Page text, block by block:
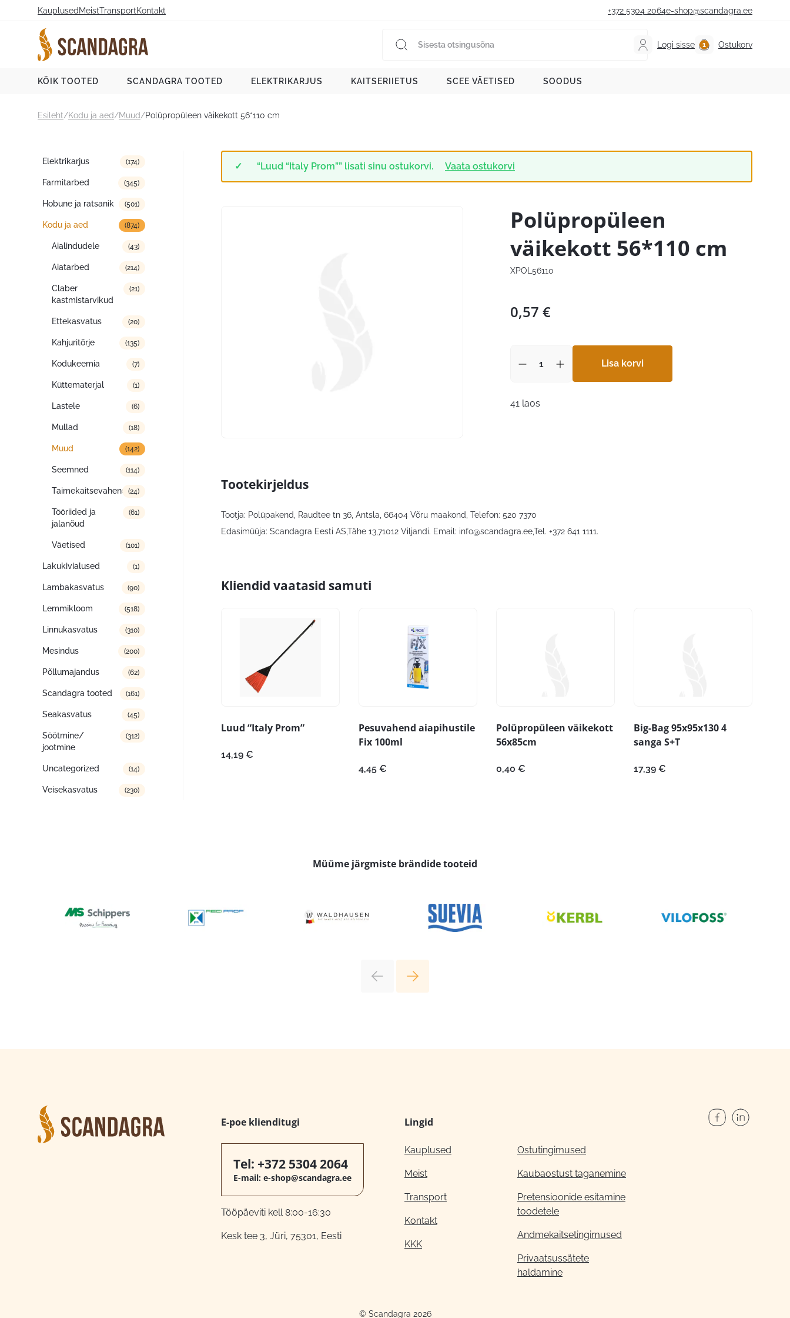
Kauplused MeistTransportKontakt +372 5304 2064e-shop@scandagra.ee
Logi sisse Ostukorv
KÕIK TOOTED SCANDAGRA TOOTED ELEKTRIKARJUS KAITSERIIETUS SCEE VÄETISED SOODUS
Esileht/Kodu ja aed/Muud/Polüpropüleen väikekott 56*110 cm
Tootekategooriad
Elektrikarjus (174)
Farmitarbed (345)
Hobune ja ratsanik (501)
Kodu ja aed (874)
Aialindudele (43)
Aiatarbed (214)
Claber
kastmistarvikud
(21)
Ettekasvatus (20)
Kahjuritõrje (135)
Kodukeemia (7)
Küttematerjal (1)
Lastele (6)
Mullad (18)
Muud (142)
Seemned (114)
Taimekaitsevahendid(24)
Tööriided ja
jalanõud
(61)
Väetised (101)
Lakukivialused (1)
Lambakasvatus (90)
Lemmikloom (518)
Linnukasvatus (310)
Mesindus (200)
Põllumajandus (62)
Scandagra tooted (161)
Seakasvatus (45)
Söötmine/
jootmine
(312)
Uncategorized (14)
Veisekasvatus (230)
“Luud “Italy Prom”” lisati sinu ostukorvi. Vaata ostukorvi
Polüpropüleen
väikekott 56*110 cm
XPOL56110
0,57 €
Lisa korvi
41 laos
Tootekirjeldus
Tootja: Polüpakend, Raudtee tn 36, Antsla, 66404 Võru maakond, Telefon: 520 7370
Edasimüüja: Scandagra Eesti AS,Tähe 13,71012 Viljandi. Email: info@scandagra.ee,Tel. +372 641 1111.
Kliendid vaatasid samuti
Luud “Italy Prom”
14,19 €
Pesuvahend aiapihustile
Fix 100ml
4,45 €
Polüpropüleen väikekott
56x85cm
0,40 €
Big-Bag 95x95x130 4
sanga S+T
17,39 €
Müüme järgmiste brändide tooteid
E-poe klienditugi
Tel: +372 5304 2064
E-mail: e-shop@scandagra.ee
Tööpäeviti kell 8:00-16:30
Kesk tee 3, Jüri, 75301, Eesti
Lingid
Kauplused
Meist
Transport
Kontakt
KKK
Ostutingimused
Kaubaostust taganemine
Pretensioonide esitamine
toodetele
Andmekaitsetingimused
Privaatsussätete
haldamine
© Scandagra 2026